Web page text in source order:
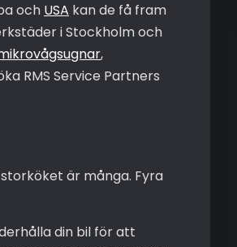
och USA kan de få fram
i Stockholm och
,
RMS Service Partners
är många. Fyra
din bil för att